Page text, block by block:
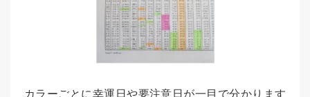
カラーごとに幸運日や要注意日が一目で分かります